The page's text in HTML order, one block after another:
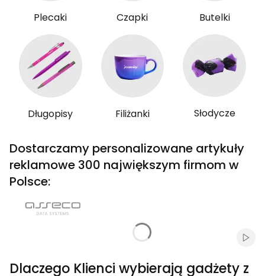
Plecaki Czapki Butelki
Długopisy Filiżanki Słodycze
Dostarczamy personalizowane artykuły
reklamowe 300 największym firmom w
Polsce:
Dlaczego Klienci wybierają gadżety z